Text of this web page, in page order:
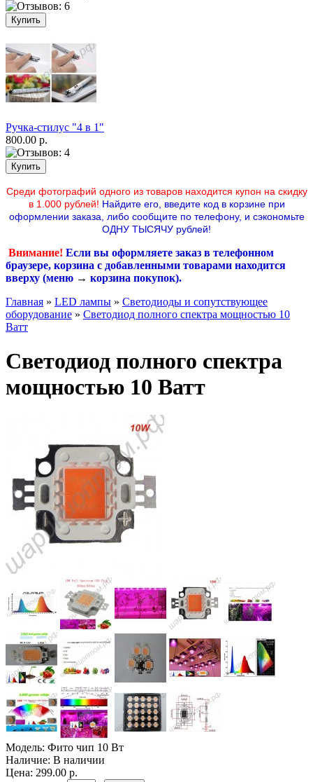
Ручка-стилус "4 в 1"
800.00 р.
Среди фотографий одного из товаров находится купон на скидку
в 1.000 рублей! Найдите его, введите код в корзине при
оформлении заказа, либо сообщите по телефону, и сэкономьте
ОДНУ ТЫСЯЧУ рублей!
Внимание! Если вы оформляете заказ в телефонном
браузере, корзина с добавленными товарами находится
вверху (меню → корзина покупок).
Главная » LED лампы » Светодиоды и сопутствующее
оборудование » Светодиод полного спектра мощностью 10
Ватт
Светодиод полного спектра
мощностью 10 Ватт
Модель: Фито чип 10 Вт
Наличие: В наличии
Цена: 299.00 р.